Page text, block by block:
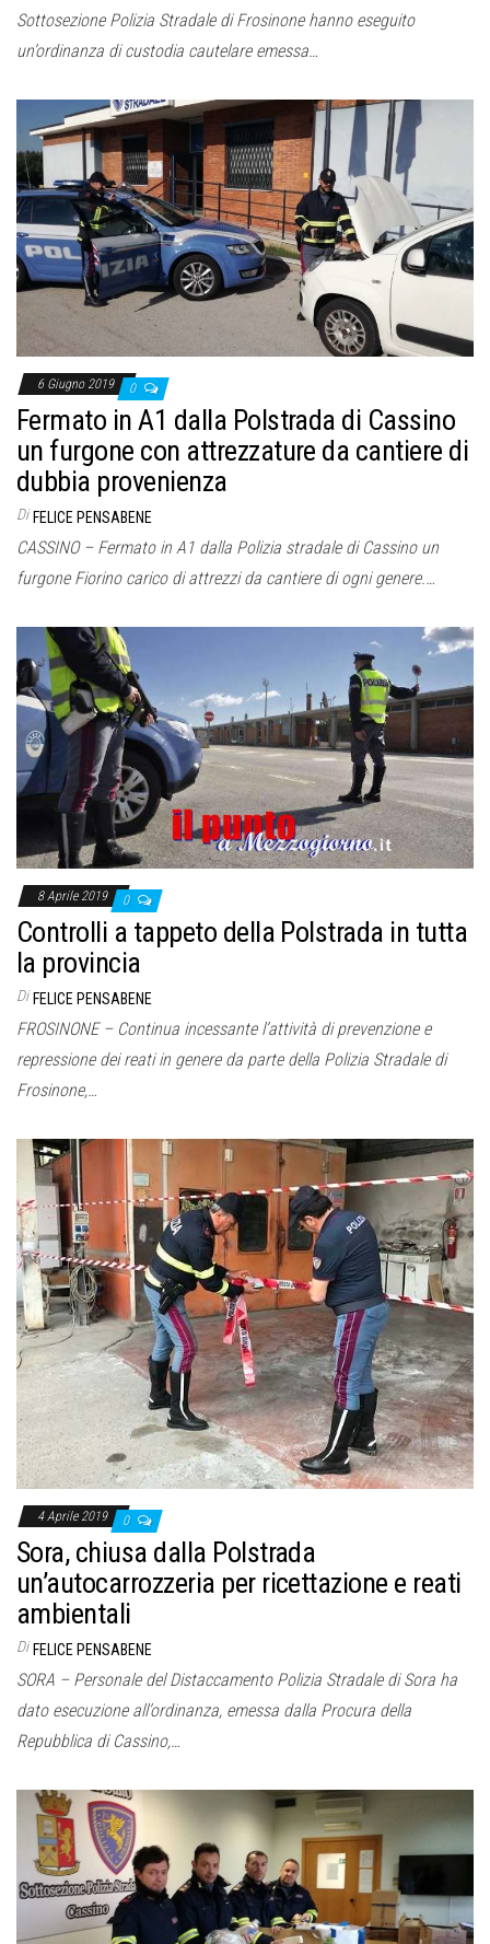
Sottosezione Polizia Stradale di Frosinone hanno eseguito
un’ordinanza di custodia cautelare emessa…
6 Giugno 2019 0
Fermato in A1 dalla Polstrada di Cassino
un furgone con attrezzature da cantiere di
dubbia provenienza
Di FELICE PENSABENE
CASSINO – Fermato in A1 dalla Polizia stradale di Cassino un
furgone Fiorino carico di attrezzi da cantiere di ogni genere.…
8 Aprile 2019 0
Controlli a tappeto della Polstrada in tutta
la provincia
Di FELICE PENSABENE
FROSINONE – Continua incessante l’attività di prevenzione e
repressione dei reati in genere da parte della Polizia Stradale di
Frosinone,…
4 Aprile 2019 0
Sora, chiusa dalla Polstrada
un’autocarrozzeria per ricettazione e reati
ambientali
Di FELICE PENSABENE
SORA – Personale del Distaccamento Polizia Stradale di Sora ha
dato esecuzione all’ordinanza, emessa dalla Procura della
Repubblica di Cassino,…